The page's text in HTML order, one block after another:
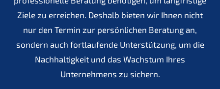
Ziele zu erreichen. Deshalb bieten wir Ihnen nicht
nur den Termin zur persönlichen Beratung an,
sondern auch fortlaufende Unterstützung, um die
Nachhaltigkeit und das Wachstum Ihres
Unternehmens zu sichern.